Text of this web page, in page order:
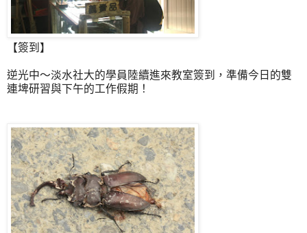
【簽到】
逆光中～淡水社大的學員陸續進來教室簽到，準備今日的雙
連埤研習與下午的工作假期！